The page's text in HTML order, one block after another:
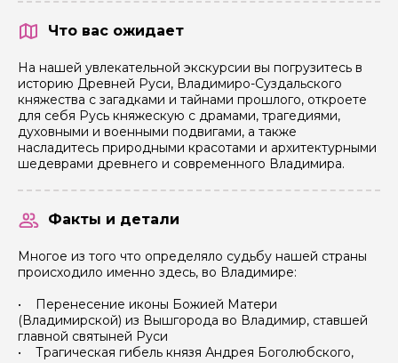
вт ср пт сб
Что вас ожидает
На нашей увлекательной экскурсии вы погрузитесь в
историю Древней Руси, Владимиро-Суздальского
княжества с загадками и тайнами прошлого, откроете
для себя Русь княжескую с драмами, трагедиями,
духовными и военными подвигами, а также
насладитесь природными красотами и архитектурными
шедеврами древнего и современного Владимира.
Факты и детали
Многое из того что определяло судьбу нашей страны
происходило именно здесь, во Владимире:
• Перенесение иконы Божией Матери
(Владимирской) из Вышгорода во Владимир, ставшей
главной святыней Руси
• Трагическая гибель князя Андрея Боголюбского,